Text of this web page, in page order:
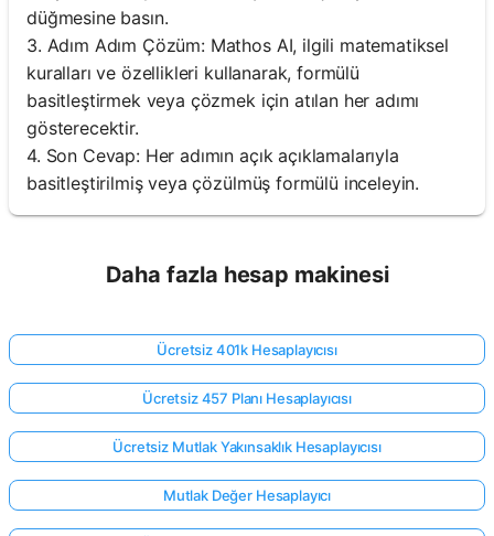
düğmesine basın.
3. Adım Adım Çözüm: Mathos AI, ilgili matematiksel
kuralları ve özellikleri kullanarak, formülü
basitleştirmek veya çözmek için atılan her adımı
gösterecektir.
4. Son Cevap: Her adımın açık açıklamalarıyla
basitleştirilmiş veya çözülmüş formülü inceleyin.
Daha fazla hesap makinesi
Ücretsiz 401k Hesaplayıcısı
Ücretsiz 457 Planı Hesaplayıcısı
Ücretsiz Mutlak Yakınsaklık Hesaplayıcısı
Mutlak Değer Hesaplayıcı